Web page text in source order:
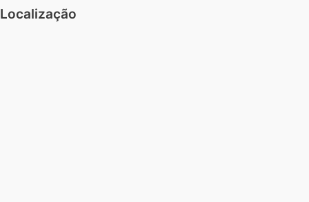
Localização